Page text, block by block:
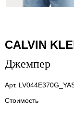
CALVIN
Джемпер
Арт.
Стоимость